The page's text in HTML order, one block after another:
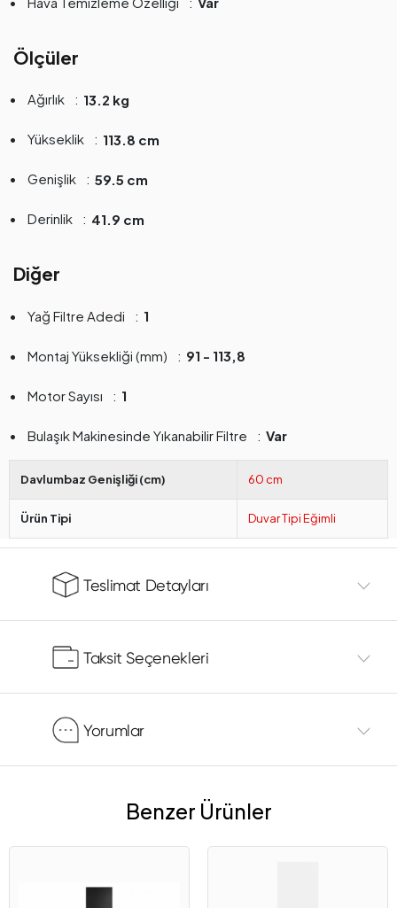
Ölçüler
Ağırlık 13.2 kg
Yükseklik 113.8 cm
Genişlik 59.5 cm
Derinlik 41.9 cm
Diğer
Yağ Filtre Adedi 1
Montaj Yüksekliği (mm) 91 - 113,8
Motor Sayısı 1
Bulaşık Makinesinde Yıkanabilir Filtre Var
Davlumbaz Genişliği (cm) 60 cm
Ürün Tipi Duvar Tipi Eğimli
Teslimat Detayları
Taksit Seçenekleri
Yorumlar
Benzer Ürünler